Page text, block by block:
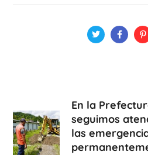
En la
seguimos
las